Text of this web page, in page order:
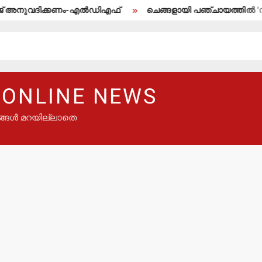
എല്‍ഡിഎഫ് ചെങ്ങളായി പഞ്ചായത്തില്‍
NEWS
മറയില്ലാതെ